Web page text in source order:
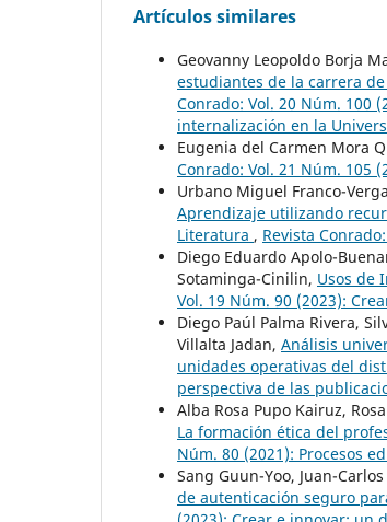
Artículos similares
Geovanny Leopoldo Borja
estudiantes de la carrera
Conrado: Vol. 20 Núm. 100
internalización en la
Eugenia del Carmen Mora
Conrado: Vol. 21 Núm. 105
Urbano Miguel Franco-
Aprendizaje utilizando
Literatura , Revista
Diego Eduardo Apolo-
Sotaminga-Cinilin, Usos de
Vol. 19 Núm. 90 (2023):
Diego Paúl Palma Rivera,
Villalta Jadan, Análisis
unidades operativas del
perspectiva de las
Alba Rosa Pupo Kairuz,
La formación ética del
Núm. 80 (2021): Procesos
Sang Guun-Yoo, Juan-
de autenticación seguro